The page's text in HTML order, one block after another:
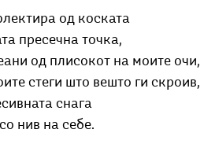
од коската
пресечна точка,
од плисокот на моите очи,
стеги што вешто ги скроив,
снага
нив на себе.